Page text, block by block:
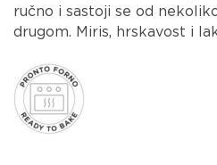
ručno i sastoji se od
drugom. Miris, hrskavost i